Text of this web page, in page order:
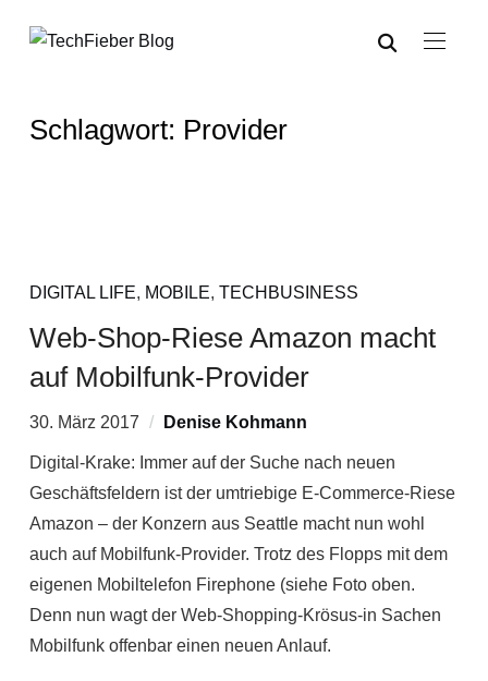
Schlagwort: Provider
DIGITAL LIFE, MOBILE, TECHBUSINESS
Web-Shop-Riese Amazon macht
auf Mobilfunk-Provider
30. März 2017 Denise Kohmann
Digital-Krake: Immer auf der Suche nach neuen
Geschäftsfeldern ist der umtriebige E-Commerce-Riese
Amazon – der Konzern aus Seattle macht nun wohl
auch auf Mobilfunk-Provider. Trotz des Flopps mit dem
eigenen Mobiltelefon Firephone (siehe Foto oben.
Denn nun wagt der Web-Shopping-Krösus-in Sachen
Mobilfunk offenbar einen neuen Anlauf.